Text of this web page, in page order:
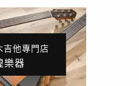
吉他專門店
樂器